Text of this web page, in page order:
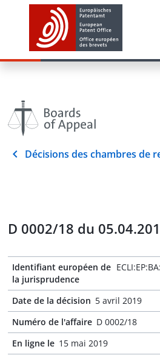
Décisions des chambres de
D 0002/18 du
Identifiant européen de
la jurisprudence
Date de la décision 5 avril 2019
Numéro de l'affaire D 0002/18
En ligne le 15 mai 2019